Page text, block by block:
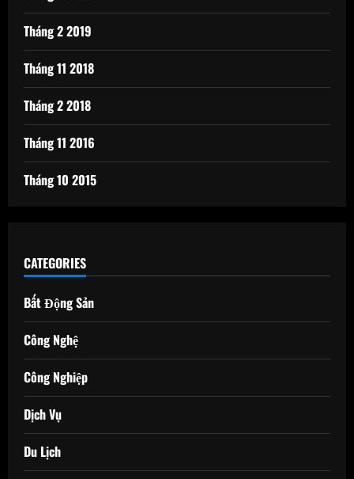
Tháng 2 2019
Tháng 11 2018
Tháng 2 2018
Tháng 11 2016
Tháng 10 2015
CATEGORIES
Bất Động Sản
Công Nghệ
Công Nghiệp
Dịch Vụ
Du Lịch